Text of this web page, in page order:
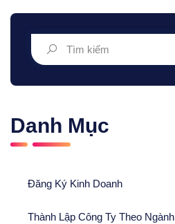
Danh Mục
Đăng Ký Kinh Doanh
Thành Lập Công Ty Theo Ngành